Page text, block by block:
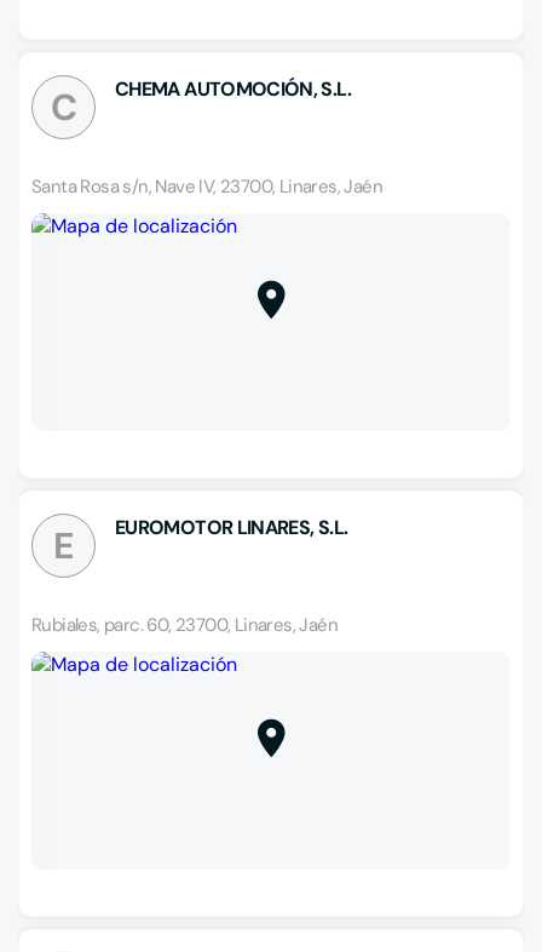
C CHEMA AUTOMOCIÓN, S.L.
Santa Rosa s/n, Nave IV, 23700, Linares, Jaén
E EUROMOTOR LINARES, S.L.
Rubiales, parc. 60, 23700, Linares, Jaén